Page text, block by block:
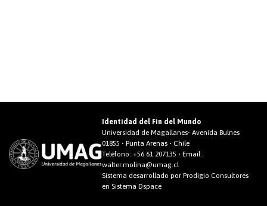
Identidad del Fin del Mundo
Universidad de Magallanes• Avenida Bulnes
01855 • Punta Arenas • Chile
Teléfono:+56 61 207135 • Email:
walter.molina@umag.cl
Sistema desarrollado por Prodigio Consultores
en Sistema Dspace